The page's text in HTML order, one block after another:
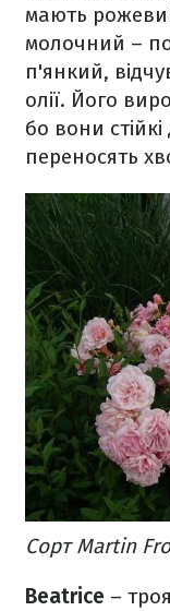
мають
молочний –
п'янкий,
олії. Його
бо вони
переносять
Сорт Martin
Beatrice –